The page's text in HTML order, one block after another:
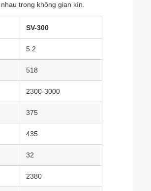
trong không gian kín.
SV-300
5.2
518
2300-3000
375
435
32
2380